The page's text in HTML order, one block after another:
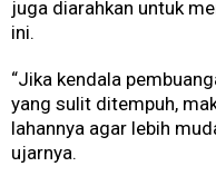
juga diarahkan untuk
ini.
“Jika kendala
yang sulit ditempuh,
lahannya agar lebih
ujarnya.